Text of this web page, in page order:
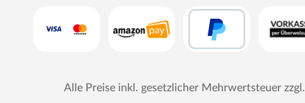
Alle Preise inkl. gesetzlicher Mehrwertsteuer zzgl.